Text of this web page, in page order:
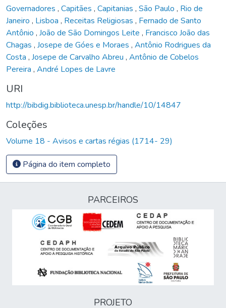
Governadores , Capitães , Capitanias , São Paulo , Rio de
Janeiro , Lisboa , Receitas Religiosas , Fernado de Santo
Antônio , João de São Domingos Leite , Francisco João das
Chagas , Josepe de Góes e Moraes , Antônio Rodrigues da
Costa , Josepe de Carvalho Abreu , Antônio de Cobelos
Pereira , André Lopes de Lavre
URI
http://bibdig.biblioteca.unesp.br/handle/10/14847
Coleções
Volume 18 - Avisos e cartas régias (1714- 29)
Página do item completo
PARCEIROS
PROJETO